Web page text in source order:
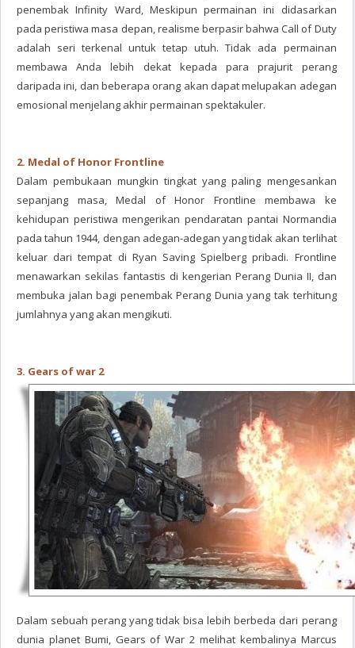
penembak Infinity Ward, Meskipun permainan ini didasarkan
pada peristiwa masa depan, realisme berpasir bahwa Call of Duty
adalah seri terkenal untuk tetap utuh. Tidak ada permainan
membawa Anda lebih dekat kepada para prajurit perang
daripada ini, dan beberapa orang akan dapat melupakan adegan
emosional menjelang akhir permainan spektakuler.
2. Medal of Honor Frontline
Dalam pembukaan mungkin tingkat yang paling mengesankan
sepanjang masa, Medal of Honor Frontline membawa ke
kehidupan peristiwa mengerikan pendaratan pantai Normandia
pada tahun 1944, dengan adegan-adegan yang tidak akan terlihat
keluar dari tempat di Ryan Saving Spielberg pribadi. Frontline
menawarkan sekilas fantastis di kengerian Perang Dunia II, dan
membuka jalan bagi penembak Perang Dunia yang tak terhitung
jumlahnya yang akan mengikuti.
3. Gears of war 2
Dalam sebuah perang yang tidak bisa lebih berbeda dari perang
dunia planet Bumi, Gears of War 2 melihat kembalinya Marcus